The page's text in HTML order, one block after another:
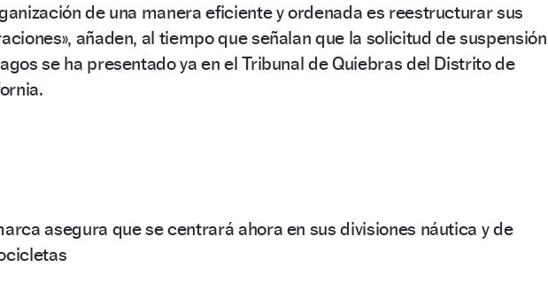
de una manera eficiente y ordenada es reestructurar sus
añaden, al tiempo que señalan que la solicitud de suspensión
se ha presentado ya en el Tribunal de Quiebras del Distrito de
asegura que se centrará ahora en sus divisiones náutica y de